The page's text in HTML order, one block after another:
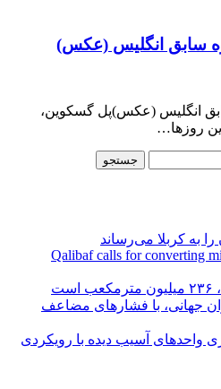
سابق انگلیس (عکس)
انگلیس (عکس)پل گسکوین،‌
روزها…
را به کربلا می‌رساند
Qalibaf calls for converting
جهانی، با فشارهای مضاعف
واحدهای آسیب دیده با رویکردی